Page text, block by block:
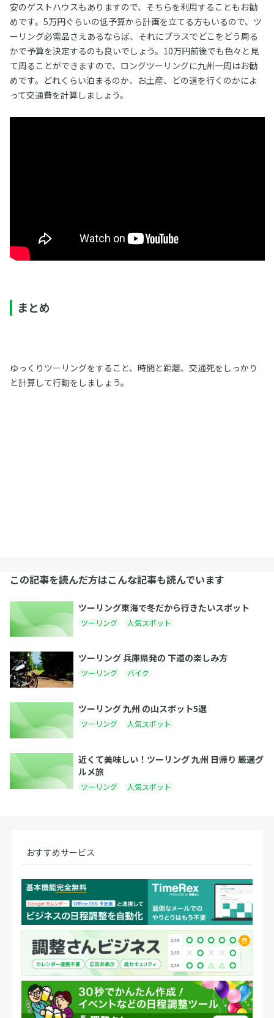
安のゲストハウスもありますので、そちらを利用することもお勧
めです。5万円ぐらいの低予算から計画を立てる方もいるので、ツ
ーリング必需品さえあるならば、それにプラスでどこをどう周る
かで予算を決定するのも良いでしょう。10万円前後でも色々と見
て周ることができますので、ロングツーリングに九州一周はお勧
めです。どれくらい泊まるのか、お土産、どの道を行くのかによ
って交通費を計算しましょう。
まとめ
ゆっくりツーリングをすること、時間と距離、交通死をしっかり
と計算して行動をしましょう。
この記事を読んだ方はこんな記事も読んでいます
ツーリング東海で冬だから行きたいスポット
ツーリング 人気スポット
ツーリング 兵庫県発の 下道の楽しみ方
ツーリング バイク
ツーリング 九州 の山スポット5選
ツーリング 人気スポット
近くて美味しい！ツーリング 九州 日帰り 厳選グ
ルメ旅
ツーリング 人気スポット
おすすめサービス